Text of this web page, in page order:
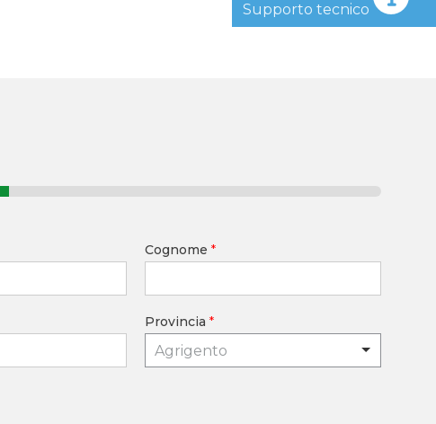
Cognome*
Provincia*
Agrigento
Supporto tecnico